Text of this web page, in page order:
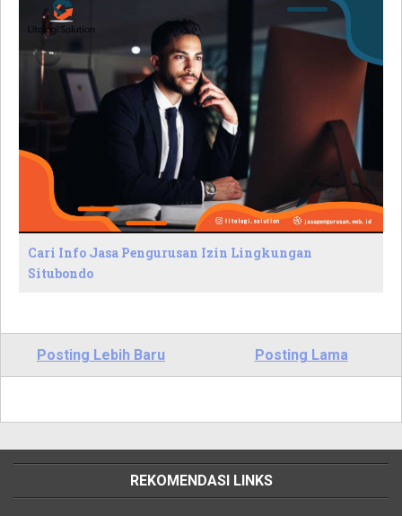
Cari Info Jasa Pengurusan Izin Lingkungan
Situbondo
Posting Lebih Baru Posting Lama
REKOMENDASI LINKS